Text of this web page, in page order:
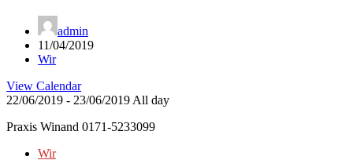
admin
11/04/2019
Wir
View Calendar
22/06/2019 - 23/06/2019 All day
Praxis Winand 0171-5233099
Wir